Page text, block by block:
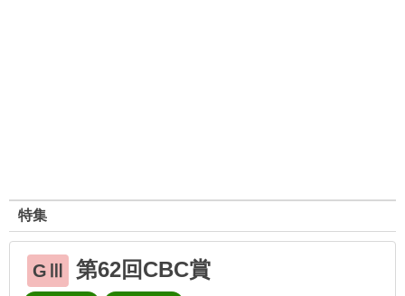
特集
GⅢ 第62回CBC賞